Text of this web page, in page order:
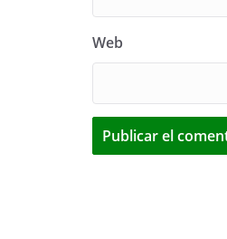
Web